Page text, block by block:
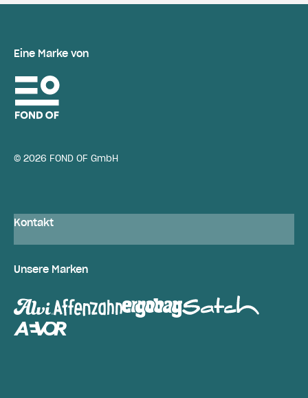
Eine Marke von
© 2026 FOND OF GmbH
Kontakt
Unsere Marken